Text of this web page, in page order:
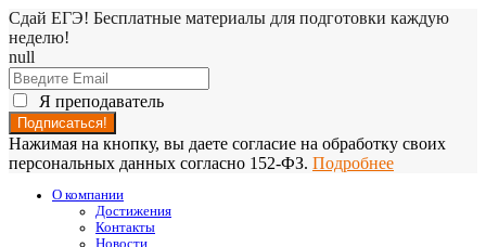
Сдай ЕГЭ! Бесплатные материалы для подготовки каждую
неделю!
null
Я преподаватель
Нажимая на кнопку, вы даете согласие на обработку своих
персональных данных согласно 152-ФЗ. Подробнее
О компании
Достижения
Контакты
Новости